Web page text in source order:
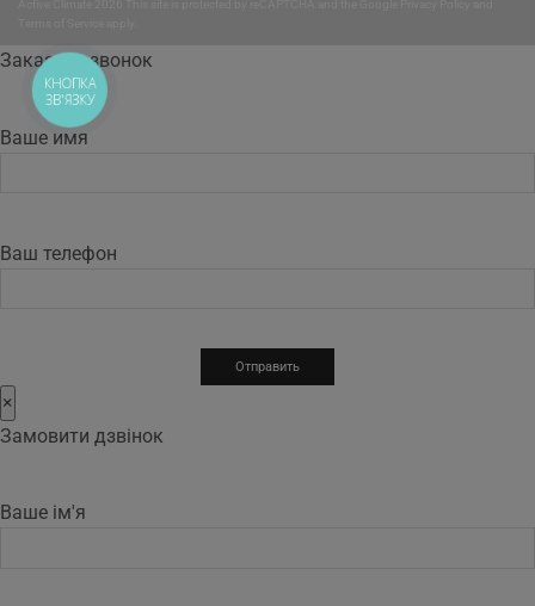
Заказать звонок
Ваше имя
Ваш телефон
×
Замовити дзвінок
Ваше ім'я
КНОПКА
ЗВ'ЯЗКУ